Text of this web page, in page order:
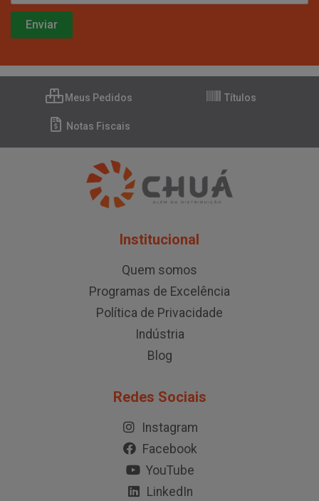
Meus Pedidos Títulos
Notas Fiscais
Institucional
Quem somos
Programas de Excelência
Política de Privacidade
Indústria
Blog
Redes Sociais
Instagram
Facebook
YouTube
LinkedIn